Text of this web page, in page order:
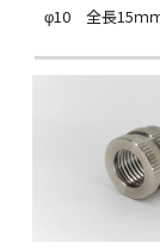
φ10 全長15ｍ